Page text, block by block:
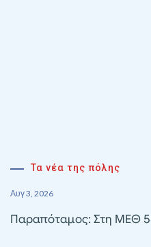
Τα νέα της πόλης
Αυγ 3, 2026
Παραπόταμος: Στη ΜΕΘ